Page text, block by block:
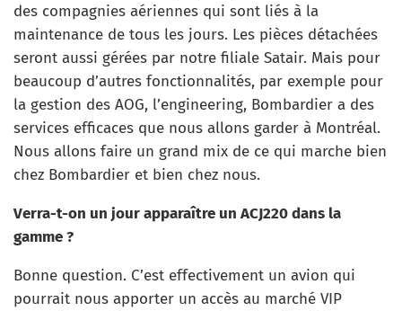
des compagnies aériennes qui sont liés à la
maintenance de tous les jours. Les pièces détachées
seront aussi gérées par notre filiale Satair. Mais pour
beaucoup d’autres fonctionnalités, par exemple pour
la gestion des AOG, l’engineering, Bombardier a des
services efficaces que nous allons garder à Montréal.
Nous allons faire un grand mix de ce qui marche bien
chez Bombardier et bien chez nous.
Verra-t-on un jour apparaître un ACJ220 dans la
gamme ?
Bonne question. C’est effectivement un avion qui
pourrait nous apporter un accès au marché VIP